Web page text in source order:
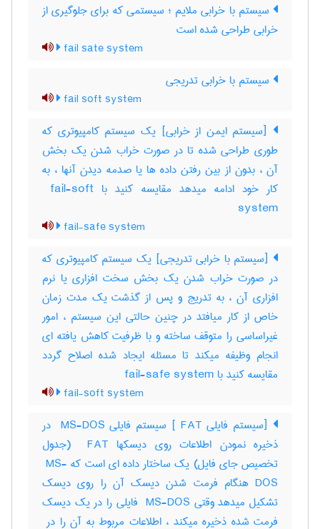
سیستم با خرابی ملایم ؛ سیستمی که برای جلوگیری از
خرابی طراحی شده است
fail sate system
سیستم با خرابی تدریجی
fail soft system
[سیستم ایمن از خرابی] یک سیستم کامپیوتری که
طوری طراحی شده تا در صورت خراب شدن یک بخش
آن ، بدون از بین رفتن داده ها یا صدمه دیدن آنها ، به
کار خود ادامه میدهد مقایسه کنید با ‎ fail-soft
system
fail-safe system
[سیستم با خرابی تدریجی] یک سیستم کامپیوتری که
در صورت خراب شدن یک بخش سخت افزاری یا نرم
افزاری آن ، به تدریج و پس از گذشت یک مدت زمان
خاص از کار میافتد در چنین حالتی این سیستم ، امور
غیراساسی را متوقف ساخته و با ظرفیت کاهش یافته ای
انجام وظیفه میکند تا مسئله ایجاد شده اصلاح گردد
مقایسه کنید با ‎ fail-safe system
fail-soft system
[سیستم فایلی ‎ FAT] سیستم فایلی ‎ MS-DOS در
ذخیره نمودن اطلاعات روی دیسکها ‎ FAT (جدول
تخصیص جای فایل) یک ساختار داده ای است که ‎ MS-
DOS هنگام فرمت شدن دیسک آن را روی دیسک
تشکیل میدهد وقتی ‎ MS-DOS فایلی را در یک دیسک